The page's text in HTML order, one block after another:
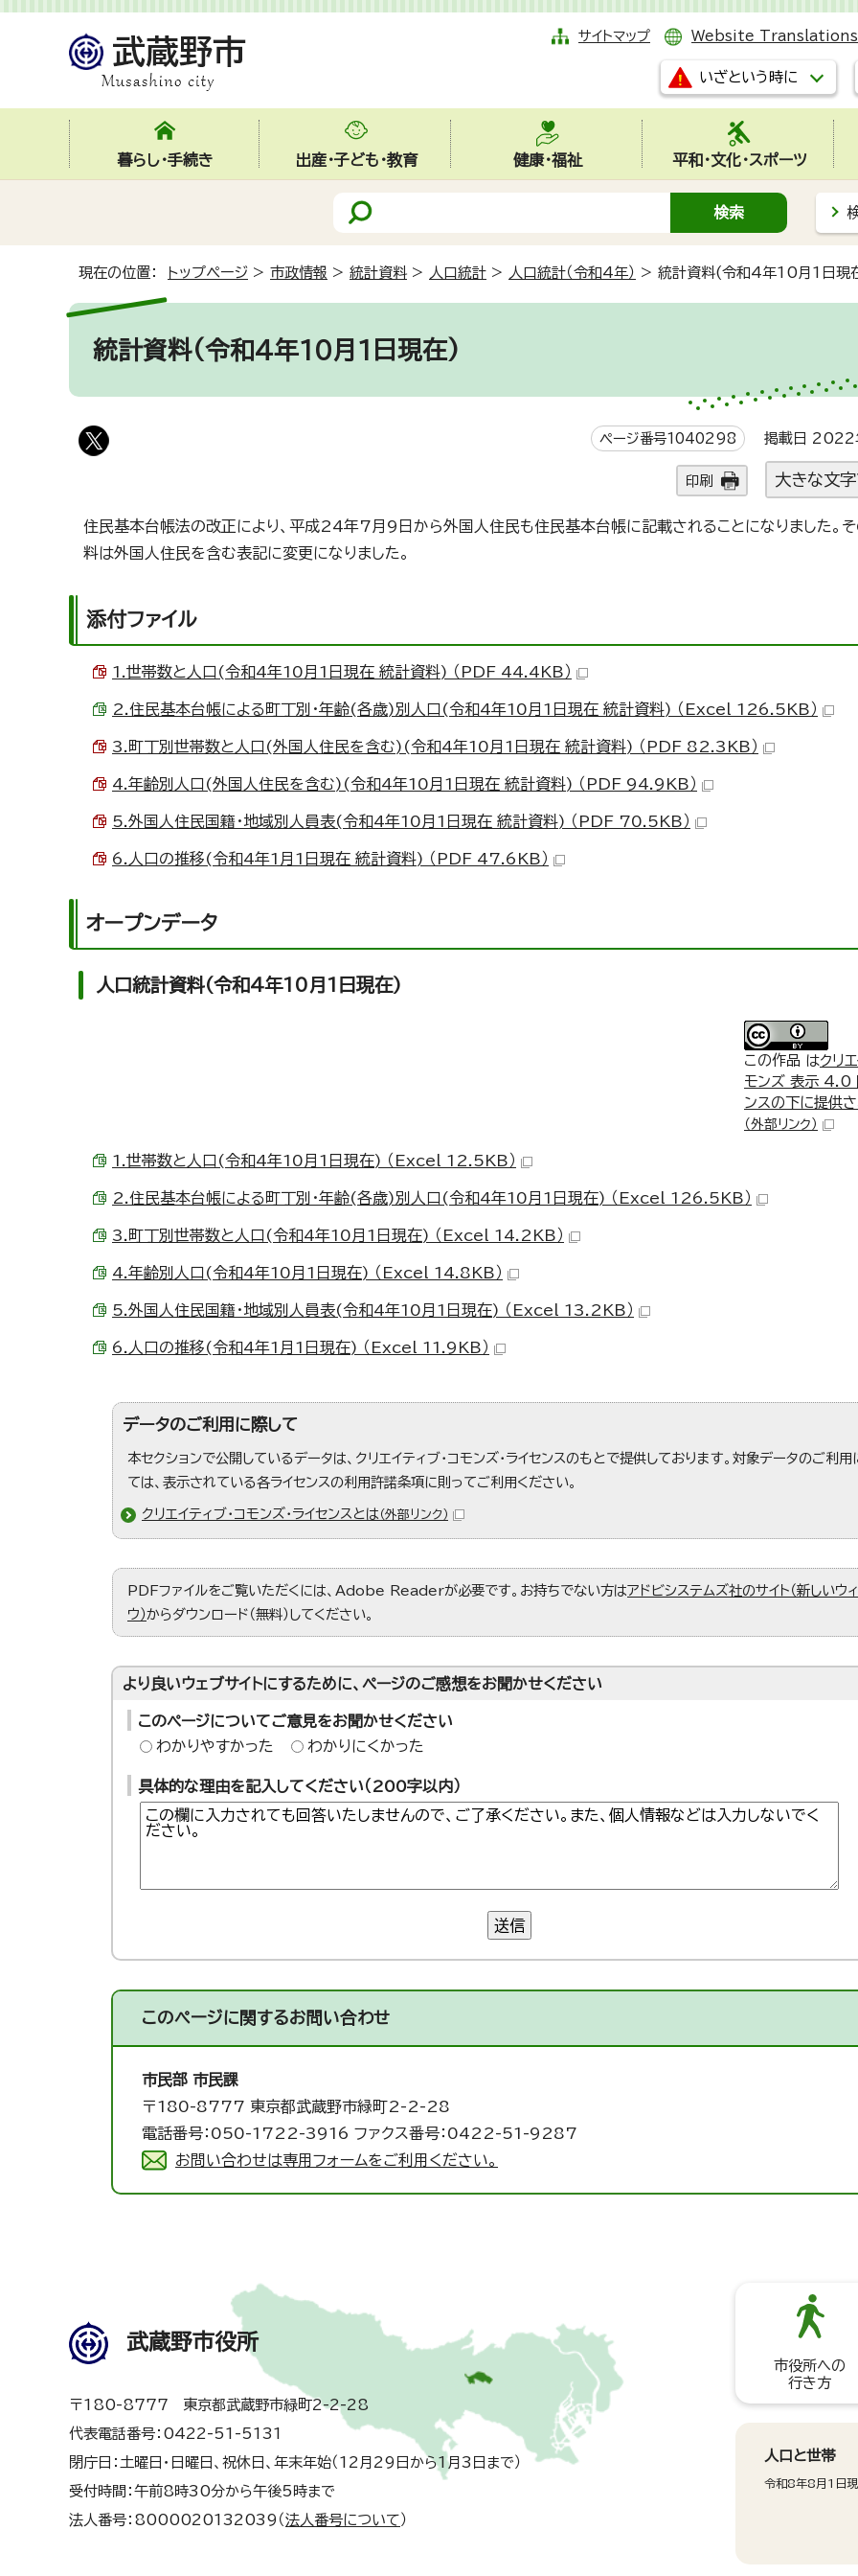
サイトマップ Website Translations
いざという時に
暮らし・手続き 出産・子ども・教育 健康・福祉 平和・文化・スポーツ
現在の位置： トップページ > 市政情報 > 統計資料 > 人口統計 > 人口統計（令和4年） > 統計資料(令和4年10月1日現
統計資料(令和4年10月1日現在)
ページ番号1040298 掲載日 2022
印刷 大きな文字
住民基本台帳法の改正により、平成24年7月9日から外国人住民も住民基本台帳に記載されることになりました。そ
料は外国人住民を含む表記に変更になりました。
添付ファイル
1.世帯数と人口(令和4年10月1日現在 統計資料) （PDF 44.4KB）
2.住民基本台帳による町丁別・年齢(各歳)別人口(令和4年10月1日現在 統計資料) （Excel 126.5KB）
3.町丁別世帯数と人口(外国人住民を含む)(令和4年10月1日現在 統計資料) （PDF 82.3KB）
4.年齢別人口(外国人住民を含む)(令和4年10月1日現在 統計資料) （PDF 94.9KB）
5.外国人住民国籍・地域別人員表(令和4年10月1日現在 統計資料) （PDF 70.5KB）
6.人口の推移(令和4年1月1日現在 統計資料) （PDF 47.6KB）
オープンデータ
人口統計資料(令和4年10月1日現在)
この作品 はクリ
モンズ 表示 4.0
ンスの下に提供さ
（外部リンク）
1.世帯数と人口(令和4年10月1日現在) （Excel 12.5KB）
2.住民基本台帳による町丁別・年齢(各歳)別人口(令和4年10月1日現在) （Excel 126.5KB）
3.町丁別世帯数と人口(令和4年10月1日現在) （Excel 14.2KB）
4.年齢別人口(令和4年10月1日現在) （Excel 14.8KB）
5.外国人住民国籍・地域別人員表(令和4年10月1日現在) （Excel 13.2KB）
6.人口の推移(令和4年1月1日現在) （Excel 11.9KB）
データのご利用に際して
本セクションで公開しているデータは、クリエイティブ・コモンズ・ライセンスのもとで提供しております。対象データのご利用
ては、表示されている各ライセンスの利用許諾条項に則ってご利用ください。
クリエイティブ・コモンズ・ライセンスとは （外部リンク）
PDFファイルをご覧いただくには、Adobe Readerが必要です。お持ちでない方はアドビシステムズ社のサイト（新しいウ
ウ）からダウンロード（無料）してください。
より良いウェブサイトにするために、ページのご感想をお聞かせください
このページについてご意見をお聞かせください
わかりやすかった
わかりにくかった
具体的な理由を記入してください（200字以内）
送信
このページに関するお問い合わせ
市民部 市民課
〒180-8777 東京都武蔵野市緑町2-2-28
電話番号：050-1722-3916 ファクス番号：0422-51-9287
お問い合わせは専用フォームをご利用ください。
武蔵野市役所
〒180-8777 東京都武蔵野市緑町2-2-28
代表電話番号：0422-51-5131
閉庁日：土曜日・日曜日、祝休日、年末年始（12月29日から1月3日まで）
受付時間：午前8時30分から午後5時まで
法人番号：8000020132039（ 法人番号について ）
市役所への
行き方
人口と世帯
令和8年8月1日